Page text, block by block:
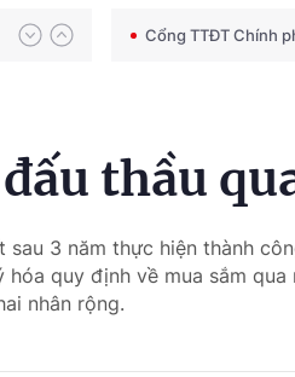
Cổng TTĐT Chính
thầu
sau 3 năm thực hiện thành
quy định về mua sắm
nhân rộng.